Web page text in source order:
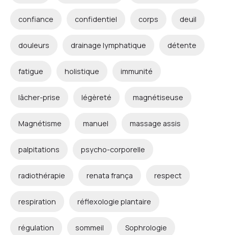
confiance confidentiel corps deuil
douleurs drainage lymphatique détente
fatigue holistique immunité
lâcher-prise légèreté magnétiseuse
Magnétisme manuel massage assis
palpitations psycho-corporelle
radiothérapie renata frança respect
respiration réflexologie plantaire
régulation sommeil Sophrologie